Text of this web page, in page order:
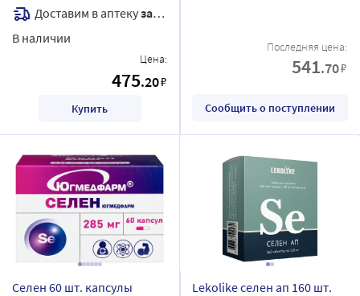
Доставим в аптекузавтра
В наличии
Цена:
475.20₽
Купить
Последняя цена:
541.70₽
Сообщить о поступлении
Селен 60 шт. капсулы
Lekolike селен ап 160 шт.